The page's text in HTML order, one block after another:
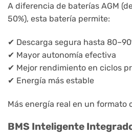
A diferencia de baterías AGM
50%), esta batería permite:
✔ Descarga segura hasta
✔ Mayor autonomía efectiva
✔ Mejor rendimiento en ciclos
✔ Energía más estable
Más energía real en un formato
BMS Inteligente